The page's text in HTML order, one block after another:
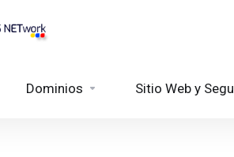
Dominios Sitio Web y